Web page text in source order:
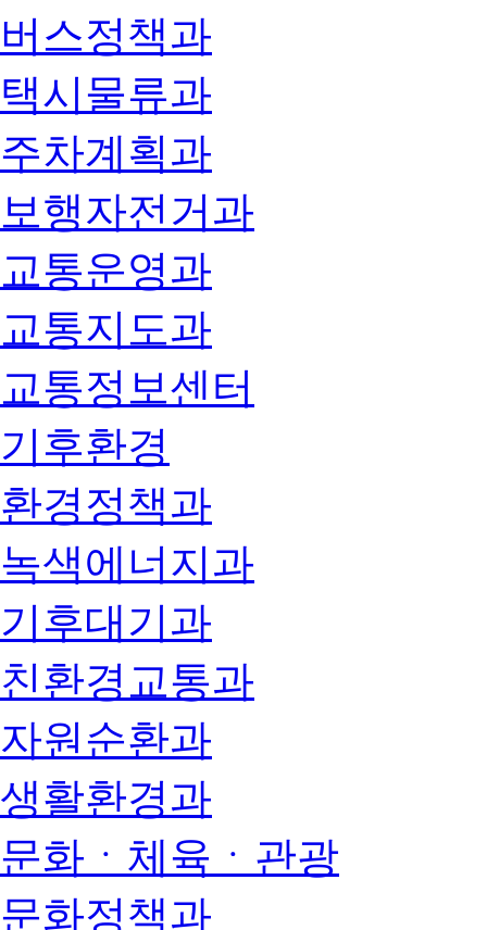
버스정책과
택시물류과
주차계획과
보행자전거과
교통운영과
교통지도과
교통정보센터
기후환경
환경정책과
녹색에너지과
기후대기과
친환경교통과
자원순환과
생활환경과
문화ㆍ체육ㆍ관광
문화정책과